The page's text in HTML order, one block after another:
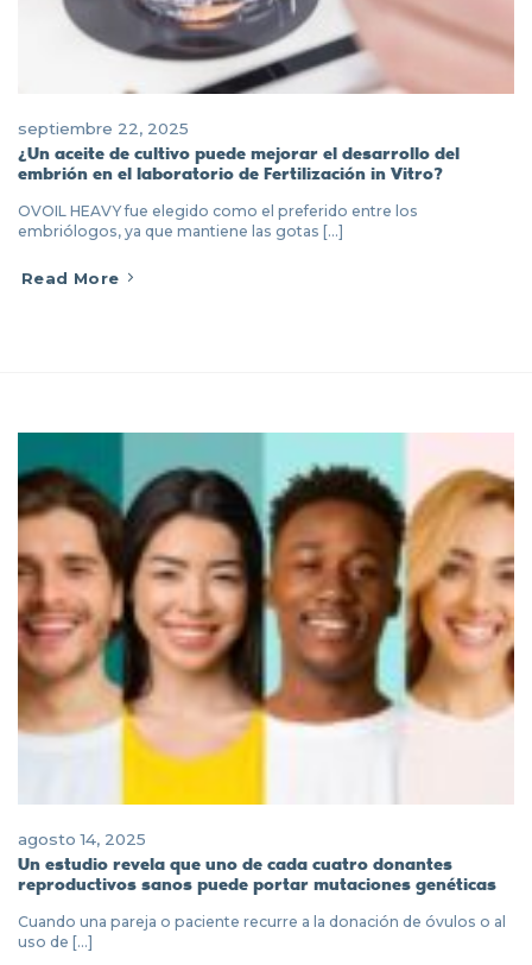
septiembre 22, 2025
¿Un aceite de cultivo puede mejorar el desarrollo del
embrión en el laboratorio de Fertilización in Vitro?
OVOIL HEAVY fue elegido como el preferido entre los
embriólogos, ya que mantiene las gotas [...]
Read More
agosto 14, 2025
Un estudio revela que uno de cada cuatro donantes
reproductivos sanos puede portar mutaciones genéticas
Cuando una pareja o paciente recurre a la donación de óvulos o al
uso de [...]